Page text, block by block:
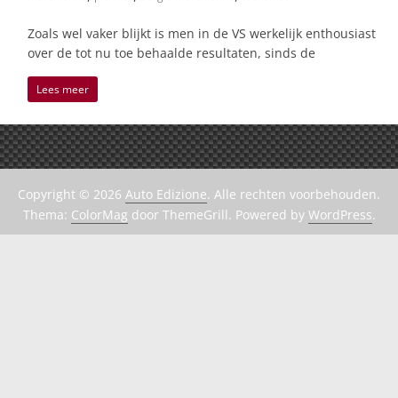
Zoals wel vaker blijkt is men in de VS werkelijk enthousiast
over de tot nu toe behaalde resultaten, sinds de
Lees meer
Copyright © 2026 Auto Edizione. Alle rechten voorbehouden.
Thema: ColorMag door ThemeGrill. Powered by WordPress.